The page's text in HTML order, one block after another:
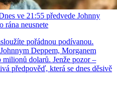
ve 21:55 předvede Johnny
rána neusnete
pořádnou podívanou.
Deppem, Morganem
milionů dolarů. Jenže pozor –
předpověď, která se dnes děsivě